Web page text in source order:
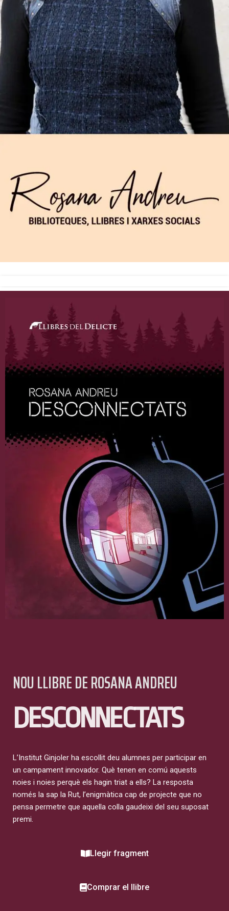
NOU LLIBRE DE ROSANA ANDREU
DESCONNECTATS
L’Institut Ginjoler ha escollit deu alumnes per participar en
un campament innovador. Què tenen en comú aquests
noies i noies perquè els hagin triat a ells? La resposta
només la sap la Rut, l’enigmàtica cap de projecte que no
pensa permetre que aquella colla gaudeixi del seu suposat
premi.
Llegir fragment
Comprar el llibre